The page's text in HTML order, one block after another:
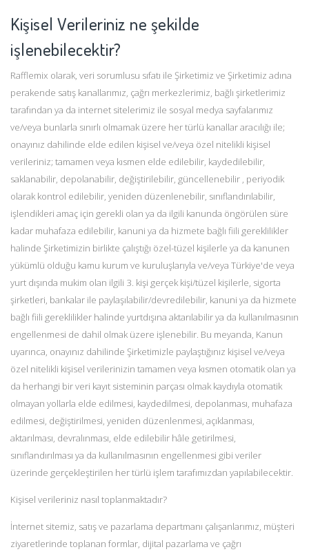
Kişisel Verileriniz ne şekilde
işlenebilecektir?
Rafflemix olarak, veri sorumlusu sıfatı ile Şirketimiz ve Şirketimiz adına
perakende satış kanallarımız, çağrı merkezlerimiz, bağlı şirketlerimiz
tarafından ya da internet sitelerimiz ile sosyal medya sayfalarımız
ve/veya bunlarla sınırlı olmamak üzere her türlü kanallar aracılığı ile;
onayınız dahilinde elde edilen kişisel ve/veya özel nitelikli kişisel
verileriniz; tamamen veya kısmen elde edilebilir, kaydedilebilir,
saklanabilir, depolanabilir, değiştirilebilir, güncellenebilir , periyodik
olarak kontrol edilebilir, yeniden düzenlenebilir, sınıflandırılabilir,
işlendikleri amaç için gerekli olan ya da ilgili kanunda öngörülen süre
kadar muhafaza edilebilir, kanuni ya da hizmete bağlı fiili gereklilikler
halinde Şirketimizin birlikte çalıştığı özel-tüzel kişilerle ya da kanunen
yükümlü olduğu kamu kurum ve kuruluşlarıyla ve/veya Türkiye'de veya
yurt dışında mukim olan ilgili 3. kişi gerçek kişi/tüzel kişilerle, sigorta
şirketleri, bankalar ile paylaşılabilir/devredilebilir, kanuni ya da hizmete
bağlı fiili gereklilikler halinde yurtdışına aktarılabilir ya da kullanılmasının
engellenmesi de dahil olmak üzere işlenebilir. Bu meyanda, Kanun
uyarınca, onayınız dahilinde Şirketimizle paylaştığınız kişisel ve/veya
özel nitelikli kişisel verilerinizin tamamen veya kısmen otomatik olan ya
da herhangi bir veri kayıt sisteminin parçası olmak kaydıyla otomatik
olmayan yollarla elde edilmesi, kaydedilmesi, depolanması, muhafaza
edilmesi, değiştirilmesi, yeniden düzenlenmesi, açıklanması,
aktarılması, devralınması, elde edilebilir hâle getirilmesi,
sınıflandırılması ya da kullanılmasının engellenmesi gibi veriler
üzerinde gerçekleştirilen her türlü işlem tarafımızdan yapılabilecektir.
Kişisel verileriniz nasıl toplanmaktadır?
İnternet sitemiz, satış ve pazarlama departmanı çalışanlarımız, müşteri
ziyaretlerinde toplanan formlar, dijital pazarlama ve çağrı